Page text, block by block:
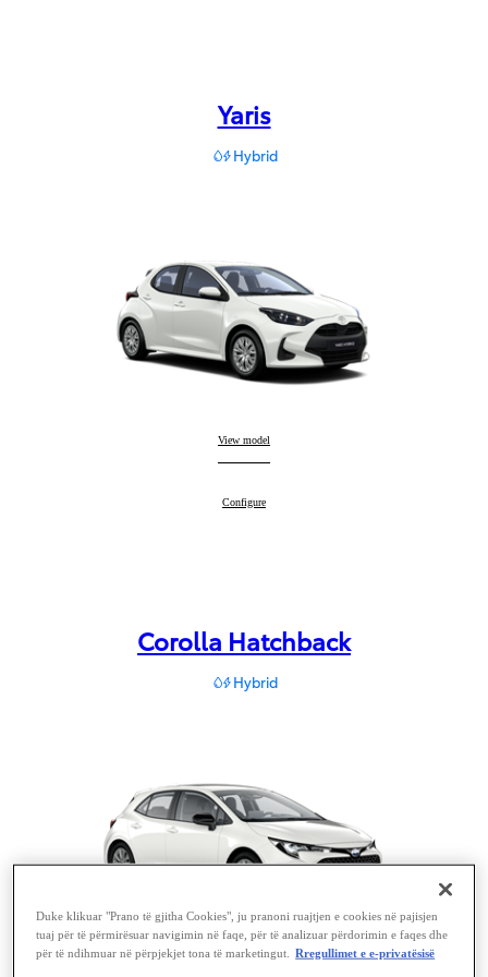
Yaris
Hybrid
Yaris
View model
Yaris:
Configure
Corolla Hatchback
Hybrid
Duke klikuar "Prano të gjitha Cookies", ju pranoni ruajtjen e cookies në pajisjen
tuaj për të përmirësuar navigimin në faqe, për të analizuar përdorimin e faqes dhe
për të ndihmuar në përpjekjet tona të marketingut.
Rregullimet e e-privatësisë